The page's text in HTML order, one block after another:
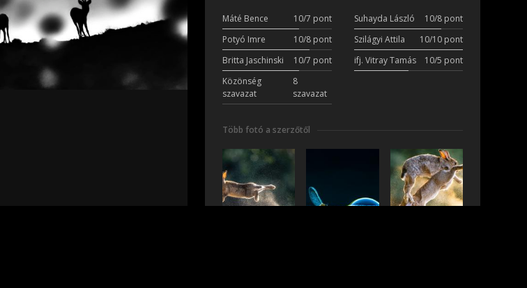
Máté Bence 10/7 pont Suhayda László
10/8 pont
Potyó Imre
10/8 pont Szilágyi Attila
10/10 pont
Britta Jaschinski
10/7 pont ifj. Vitray Tamás
10/5 pont
Közönség
szavazat
8
szavazat
Több fotó a szerzőtől